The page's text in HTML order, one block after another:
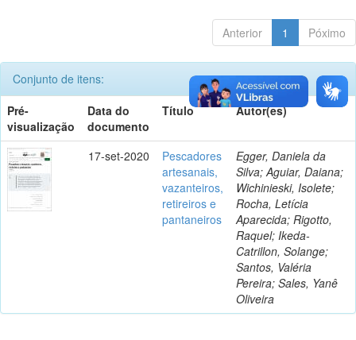
Anterior 1 Póximo
Conjunto de itens:
Pré-
visualização
Data do
documento
Título Autor(es)
17-set-2020
Pescadores
artesanais,
vazanteiros,
retireiros e
pantaneiros
Egger, Daniela da
Silva; Aguiar, Daiana;
Wichinieski, Isolete;
Rocha, Letícia
Aparecida; Rigotto,
Raquel; Ikeda-
Catrillon, Solange;
Santos, Valéria
Pereira; Sales, Yanê
Oliveira